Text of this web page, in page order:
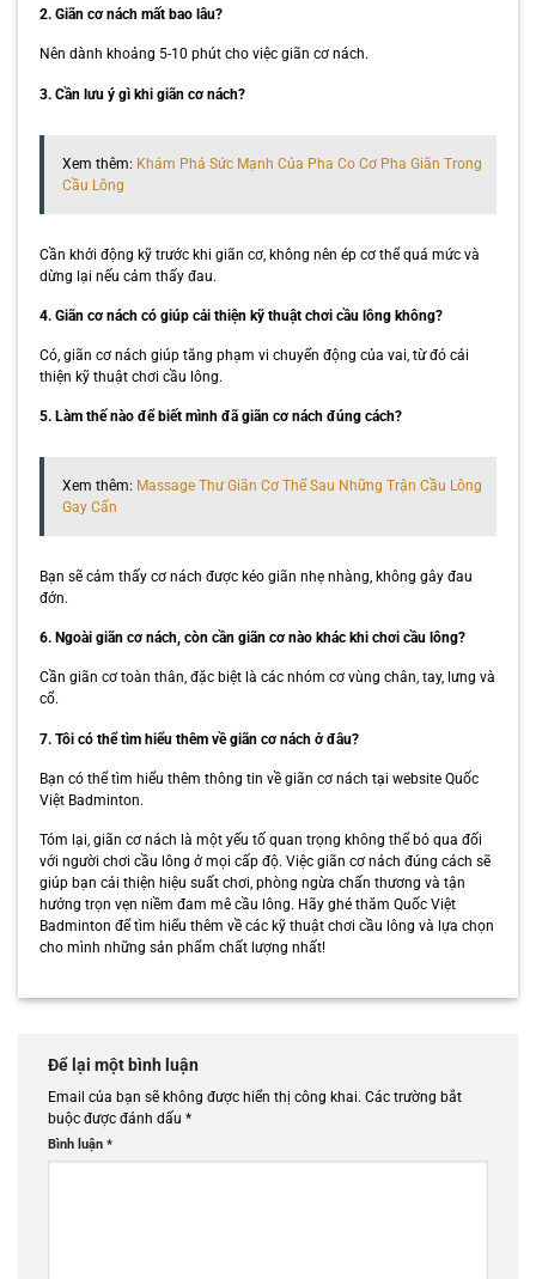
2. Giãn cơ nách mất bao lâu?
Nên dành khoảng 5-10 phút cho việc giãn cơ nách.
3. Cần lưu ý gì khi giãn cơ nách?
Xem thêm: Khám Phá Sức Mạnh Của Pha Co Cơ Pha Giãn Trong
Cầu Lông
Cần khởi động kỹ trước khi giãn cơ, không nên ép cơ thể quá mức và
dừng lại nếu cảm thấy đau.
4. Giãn cơ nách có giúp cải thiện kỹ thuật chơi cầu lông không?
Có, giãn cơ nách giúp tăng phạm vi chuyển động của vai, từ đó cải
thiện kỹ thuật chơi cầu lông.
5. Làm thế nào để biết mình đã giãn cơ nách đúng cách?
Xem thêm: Massage Thư Giãn Cơ Thể Sau Những Trận Cầu Lông
Gay Cấn
Bạn sẽ cảm thấy cơ nách được kéo giãn nhẹ nhàng, không gây đau
đớn.
6. Ngoài giãn cơ nách, còn cần giãn cơ nào khác khi chơi cầu lông?
Cần giãn cơ toàn thân, đặc biệt là các nhóm cơ vùng chân, tay, lưng và
cổ.
7. Tôi có thể tìm hiểu thêm về giãn cơ nách ở đâu?
Bạn có thể tìm hiểu thêm thông tin về giãn cơ nách tại website Quốc
Việt Badminton.
Tóm lại, giãn cơ nách là một yếu tố quan trọng không thể bỏ qua đối
với người chơi cầu lông ở mọi cấp độ. Việc giãn cơ nách đúng cách sẽ
giúp bạn cải thiện hiệu suất chơi, phòng ngừa chấn thương và tận
hưởng trọn vẹn niềm đam mê cầu lông. Hãy ghé thăm Quốc Việt
Badminton để tìm hiểu thêm về các kỹ thuật chơi cầu lông và lựa chọn
cho mình những sản phẩm chất lượng nhất!
Để lại một bình luận
Email của bạn sẽ không được hiển thị công khai. Các trường bắt
buộc được đánh dấu *
Bình luận *